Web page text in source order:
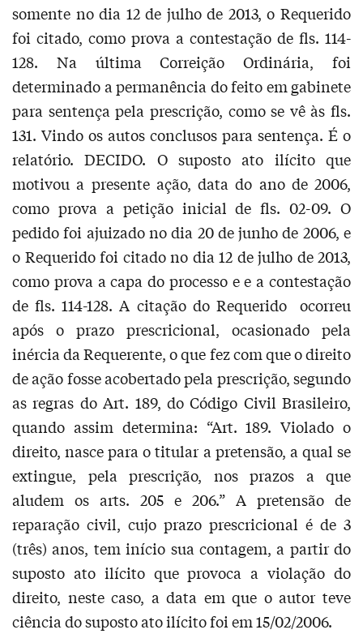
somente no dia 12 de julho de 2013, o Requerido
foi citado, como prova a contestação de fls. 114-
128. Na última Correição Ordinária, foi
determinado a permanência do feito em gabinete
para sentença pela prescrição, como se vê às fls.
131. Vindo os autos conclusos para sentença. É o
relatório. DECIDO. O suposto ato ilícito que
motivou a presente ação, data do ano de 2006,
como prova a petição inicial de fls. 02-09. O
pedido foi ajuizado no dia 20 de junho de 2006, e
o Requerido foi citado no dia 12 de julho de 2013,
como prova a capa do processo e e a contestação
de fls. 114-128. A citação do Requerido ocorreu
após o prazo prescricional, ocasionado pela
inércia da Requerente, o que fez com que o direito
de ação fosse acobertado pela prescrição, segundo
as regras do Art. 189, do Código Civil Brasileiro,
quando assim determina: “Art. 189. Violado o
direito, nasce para o titular a pretensão, a qual se
extingue, pela prescrição, nos prazos a que
aludem os arts. 205 e 206.” A pretensão de
reparação civil, cujo prazo prescricional é de 3
(três) anos, tem início sua contagem, a partir do
suposto ato ilícito que provoca a violação do
direito, neste caso, a data em que o autor teve
ciência do suposto ato ilícito foi em 15/02/2006.